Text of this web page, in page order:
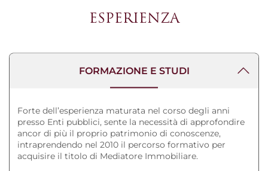
ESPERIENZA
FORMAZIONE E STUDI
Forte dell’esperienza maturata nel corso degli anni
presso Enti pubblici, sente la necessità di approfondire
ancor di più il proprio patrimonio di conoscenze,
intraprendendo nel 2010 il percorso formativo per
acquisire il titolo di Mediatore Immobiliare.